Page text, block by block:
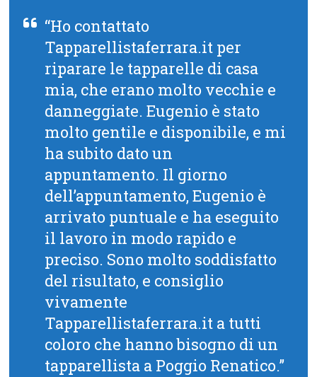
“Ho contattato
Tapparellistaferrara.it per
riparare le tapparelle di casa
mia, che erano molto vecchie e
danneggiate. Eugenio è stato
molto gentile e disponibile, e mi
ha subito dato un
appuntamento. Il giorno
dell’appuntamento, Eugenio è
arrivato puntuale e ha eseguito
il lavoro in modo rapido e
preciso. Sono molto soddisfatto
del risultato, e consiglio
vivamente
Tapparellistaferrara.it a tutti
coloro che hanno bisogno di un
tapparellista a Poggio Renatico.”